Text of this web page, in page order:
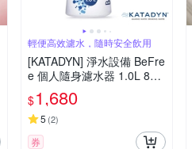
輕便高效濾水，隨時安全飲用
[KATADYN] 淨水設備 BeFre
e 個人隨身濾水器 1.0L 801
8007
$1,680
5 (2)
券